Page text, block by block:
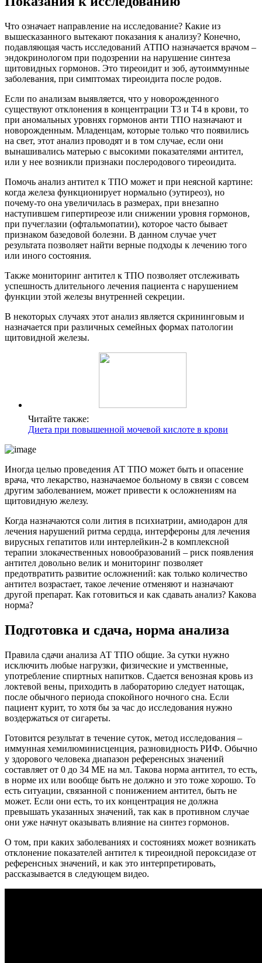
Что означает направление на исследование? Какие из
вышесказанного вытекают показания к анализу? Конечно,
подавляющая часть исследований АТПО назначается врачом –
эндокринологом при подозрении на нарушение синтеза
щитовидных гормонов. Это тиреоидит и зоб, аутоиммунные
заболевания, при симптомах тиреоидита после родов.
Если по анализам выявляется, что у новорожденного
существуют отклонения в концентрации Т3 и Т4 в крови, то
при аномальных уровнях гормонов анти ТПО назначают и
новорожденным. Младенцам, которые только что появились
на свет, этот анализ проводят и в том случае, если они
вынашивались матерью с высокими показателями антител,
или у нее возникли признаки послеродового тиреоидита.
Помочь анализ антител к ТПО может и при неясной картине:
когда железа функционирует нормально (эутиреоз), но
почему-то она увеличилась в размерах, при внезапно
наступившем гипертиреозе или снижении уровня гормонов,
при пучеглазии (офтальмопатии), которое часто бывает
признаком базедовой болезни. В данном случае учет
результата позволяет найти верные подходы к лечению того
или иного состояния.
Также мониторинг антител к ТПО позволяет отслеживать
успешность длительного лечения пациента с нарушением
функции этой железы внутренней секреции.
В некоторых случаях этот анализ является скрининговым и
назначается при различных семейных формах патологии
щитовидной железы.
Читайте также:
Диета при повышенной мочевой кислоте в крови
Иногда целью проведения АТ ТПО может быть и опасение
врача, что лекарство, назначаемое больному в связи с совсем
другим заболеванием, может привести к осложнениям на
щитовидную железу.
Когда назначаются соли лития в психиатрии, амиодарон для
лечения нарушений ритма сердца, интерфероны для лечения
вирусных гепатитов или интерлейкин-2 в комплексной
терапии злокачественных новообразований – риск появления
антител довольно велик и мониторинг позволяет
предотвратить развитие осложнений: как только количество
антител возрастает, такое лечение отменяют и назначают
другой препарат. Как готовиться и как сдавать анализ? Какова
норма?
Подготовка и сдача, норма анализа
Правила сдачи анализа АТ ТПО общие. За сутки нужно
исключить любые нагрузки, физические и умственные,
употребление спиртных напитков. Сдается венозная кровь из
локтевой вены, приходить в лабораторию следует натощак,
после обычного периода спокойного ночного сна. Если
пациент курит, то хотя бы за час до исследования нужно
воздержаться от сигареты.
Готовится результат в течение суток, метод исследования –
иммунная хемилюминисценция, разновидность РИФ. Обычно
у здорового человека диапазон референсных значений
составляет от 0 до 34 МЕ на мл. Такова норма антител, то есть,
в норме их или вообще быть не должно и это тоже хорошо. То
есть ситуации, связанной с понижением антител, быть не
может. Если они есть, то их концентрация не должна
превышать указанных значений, так как в противном случае
они уже начнут оказывать влияние на синтез гормонов.
О том, при каких заболеваниях и состояниях может возникать
отклонение показателей антител к тиреоидной пероксидазе от
референсных значений, и как это интерпретировать,
рассказывается в следующем видео.